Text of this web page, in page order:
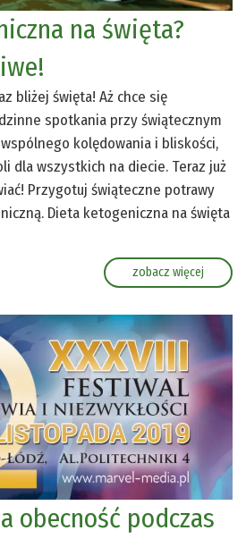
na święta?
bliżej święta! Aż chce się
spotkania przy świątecznym
kolędowania i bliskości,
dla wszystkich na diecie. Teraz już
Przygotuj świąteczne potrawy
Dieta ketogeniczna na święta
zobacz więcej
obecność podczas